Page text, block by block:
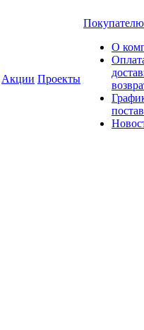
Акции Проекты
Покупателю
О